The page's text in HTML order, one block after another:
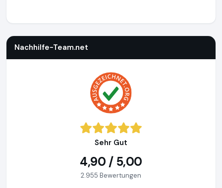
Nachhilfe-Team.net
Sehr Gut
4,90 / 5,00
2.955 Bewertungen